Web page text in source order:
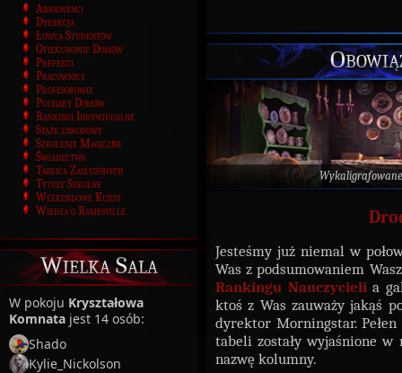
Absolwenci
Dyrekcja
Łowca Studentów
Opiekunowie Domów
Prefekci
Pracownicy
Profesorowie
Puchary Domów
Rankingi Indywidualne
Staże zawodowe
Szkolenie Magiczne
Świadectwa
Tablica Zasłużonych
Tytuły Szkolne
Weekendowe Kursy
Wiedza o Ramesville
Wielka Sala
W pokoju Kryształowa
Komnata jest 14 osób:
Shado
Kylie_Nickolson
Jesteśmy już niemal w
Was z podsumowaniem
Rankingu Nauczycieli a
ktoś z Was zauważy jakąś
dyrektor Morningstar.
tabeli zostały wyjaśnione
nazwę kolumny.